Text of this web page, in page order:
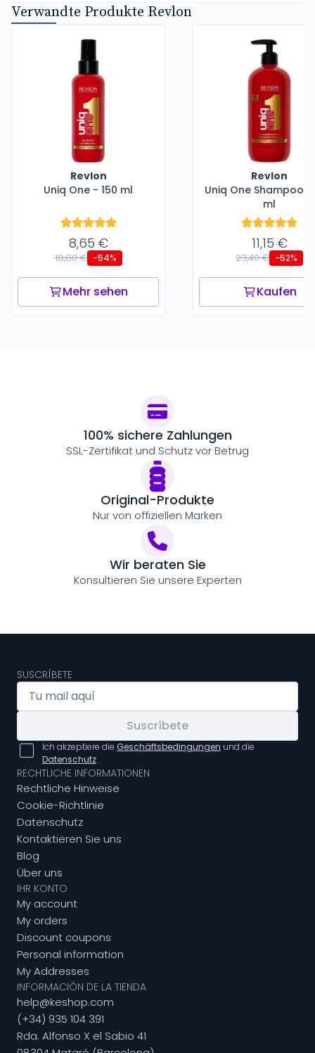
Verwandte Produkte Revlon
Revlon
Uniq One - 150 ml
8,65 €
18,80 € -54%
Mehr sehen
Revlon
Uniq One Shampoo -
ml
11,15 €
23,40 € -52%
Kaufen
100% sichere Zahlungen
SSL-Zertifikat und Schutz vor Betrug
Original-Produkte
Nur von offiziellen Marken
Wir beraten Sie
Konsultieren Sie unsere Experten
SUSCRÍBETE
Suscríbete
Ich akzeptiere die Geschäftsbedingungen und die
Datenschutz
RECHTLICHE INFORMATIONEN
Rechtliche Hinweise
Cookie-Richtlinie
Datenschutz
Kontaktieren Sie uns
Blog
Über uns
IHR KONTO
My account
My orders
Discount coupons
Personal information
My Addresses
INFORMACIÓN DE LA TIENDA
help@keshop.com
(+34) 935 104 391
Rda. Alfonso X el Sabio 41